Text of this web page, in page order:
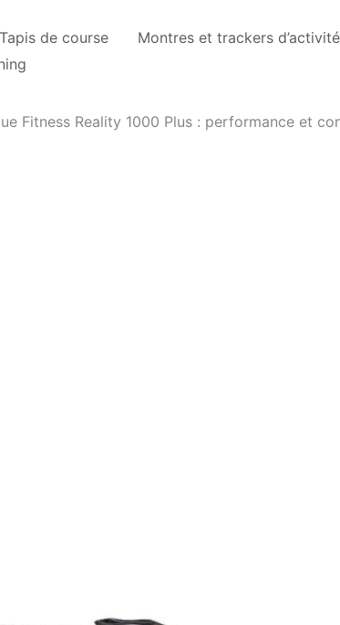
Tapis de course Montres et trackers d’activité
Fitness Reality 1000 Plus : performance et